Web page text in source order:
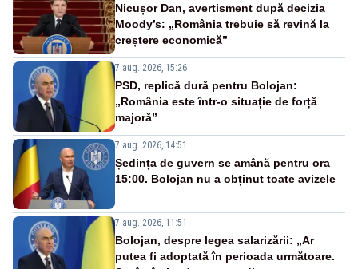
Nicușor Dan, avertisment după decizia
Moody’s: „România trebuie să revină la
creștere economică”
7 aug. 2026, 15:26
PSD, replică dură pentru Bolojan:
„România este într-o situație de forță
majoră”
7 aug. 2026, 14:51
Ședința de guvern se amână pentru ora
15:00. Bolojan nu a obținut toate avizele
7 aug. 2026, 11:51
Bolojan, despre legea salarizării: „Ar
putea fi adoptată în perioada următoare.